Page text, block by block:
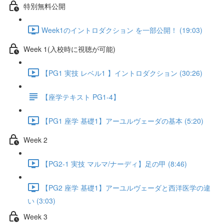
特別無料公開
Week1のイントロダクション を一部公開！ (19:03)
Week 1(入校時に視聴が可能)
【PG1 実技 レベル1 】イントロダクション (30:26)
【座学テキスト PG1-4】
【PG1 座学 基礎1】アーユルヴェーダの基本 (5:20)
Week 2
【PG2-1 実技 マルマ/ナーディ】足の甲 (8:46)
【PG2 座学 基礎1】アーユルヴェーダと西洋医学の違
い (3:03)
Week 3